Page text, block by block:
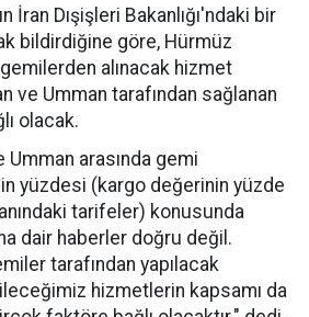
İran Dışişleri Bakanlığı'ndaki bir
bildirdiğine göre, Hürmüz
alınacak hizmet
ve Umman tarafından sağlanan
olacak.
Umman arasında gemi
yüzdesi (kargo değerinin yüzde
tarifeler) konusunda
dair haberler doğru değil.
tarafından yapılacak
hizmetlerin kapsamı da